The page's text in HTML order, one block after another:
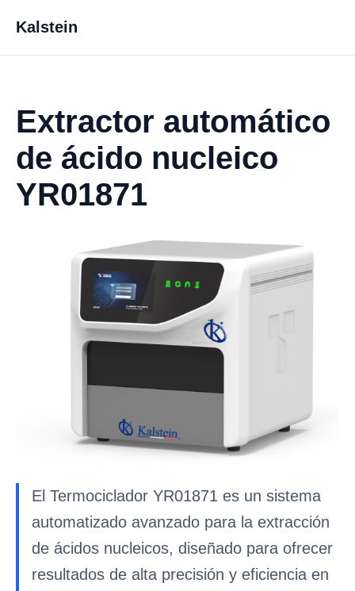
Kalstein
Extractor automático
de ácido nucleico
YR01871
El Termociclador YR01871 es un sistema
automatizado avanzado para la extracción
de ácidos nucleicos, diseñado para ofrecer
resultados de alta precisión y eficiencia en